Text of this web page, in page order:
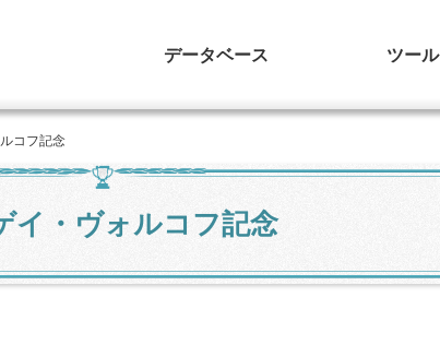
データベース ツール
コフ記念
イ・ヴォルコフ記念